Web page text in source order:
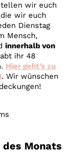
wir euch
wir euch
Dienstag
Mensch,
innerhalb von
ihr 48
Hier geht’s zu
. Wir wünschen
Monats